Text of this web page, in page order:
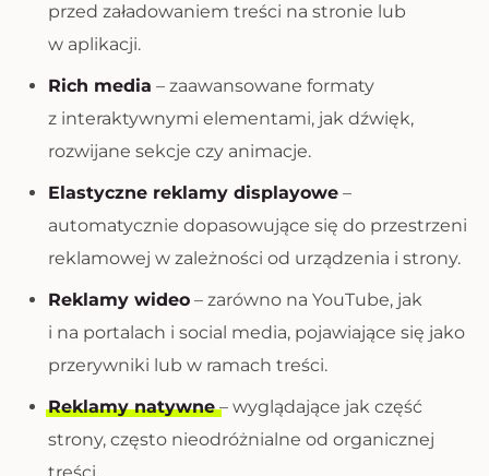
przed załadowaniem treści na stronie lub
w aplikacji.
Rich media – zaawansowane formaty
z interaktywnymi elementami, jak dźwięk,
rozwijane sekcje czy animacje.
Elastyczne reklamy displayowe –
automatycznie dopasowujące się do przestrzeni
reklamowej w zależności od urządzenia i strony.
Reklamy wideo – zarówno na YouTube, jak
i na portalach i social media, pojawiające się jako
przerywniki lub w ramach treści.
Reklamy natywne – wyglądające jak część
strony, często nieodróżnialne od organicznej